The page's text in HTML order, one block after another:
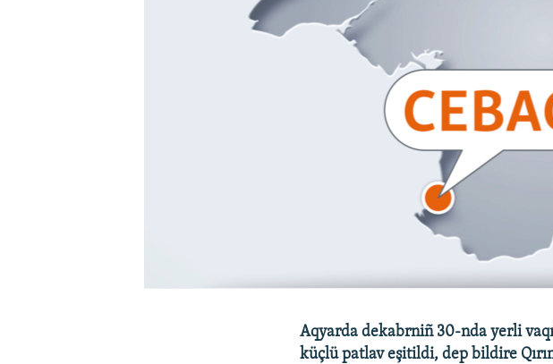
Aqyarda dekabrniñ 30-nda yerli
küçlü patlav eşitildi, dep bildire